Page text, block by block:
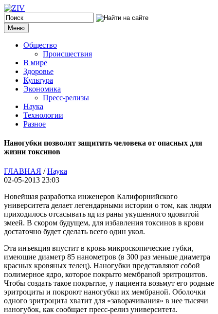
Меню
Общество
Происшествия
В мире
Здоровье
Культура
Экономика
Пресс-релизы
Наука
Технологии
Разное
Наногубки позволят защитить человека от опасных для
жизни токсинов
ГЛАВНАЯ /Наука
02-05-2013 23:03
Новейшая разработка инженеров Калифорнийского
университета делает легендарными истории о том, как людям
приходилось отсасывать яд из раны укушенного ядовитой
змеей. В скором будущем, для избавления токсинов в крови
достаточно будет сделать всего один укол.
Эта инъекция впустит в кровь микроскопические губки,
имеющие диаметр 85 нанометров (в 300 раз меньше диаметра
красных кровяных телец). Наногубки представляют собой
полимерное ядро, которое покрыто мембраной эритроцитов.
Чтобы создать такое покрытие, у пациента возьмут его родные
эритроциты и покроют наногубки их мембраной. Оболочки
одного эритроцита хватит для «заворачивания» в нее тысячи
наногубок, как сообщает пресс-релиз университета.